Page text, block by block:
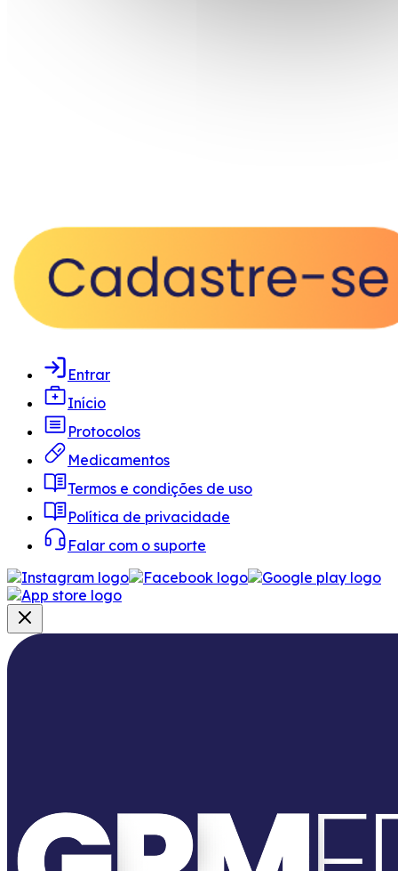
Entrar
Início
Protocolos
Medicamentos
Termos e condições de uso
Política de privacidade
Falar com o suporte